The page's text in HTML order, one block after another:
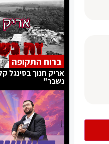
ברוח התקופה
אריק חנוך בסינגל
נשבר"